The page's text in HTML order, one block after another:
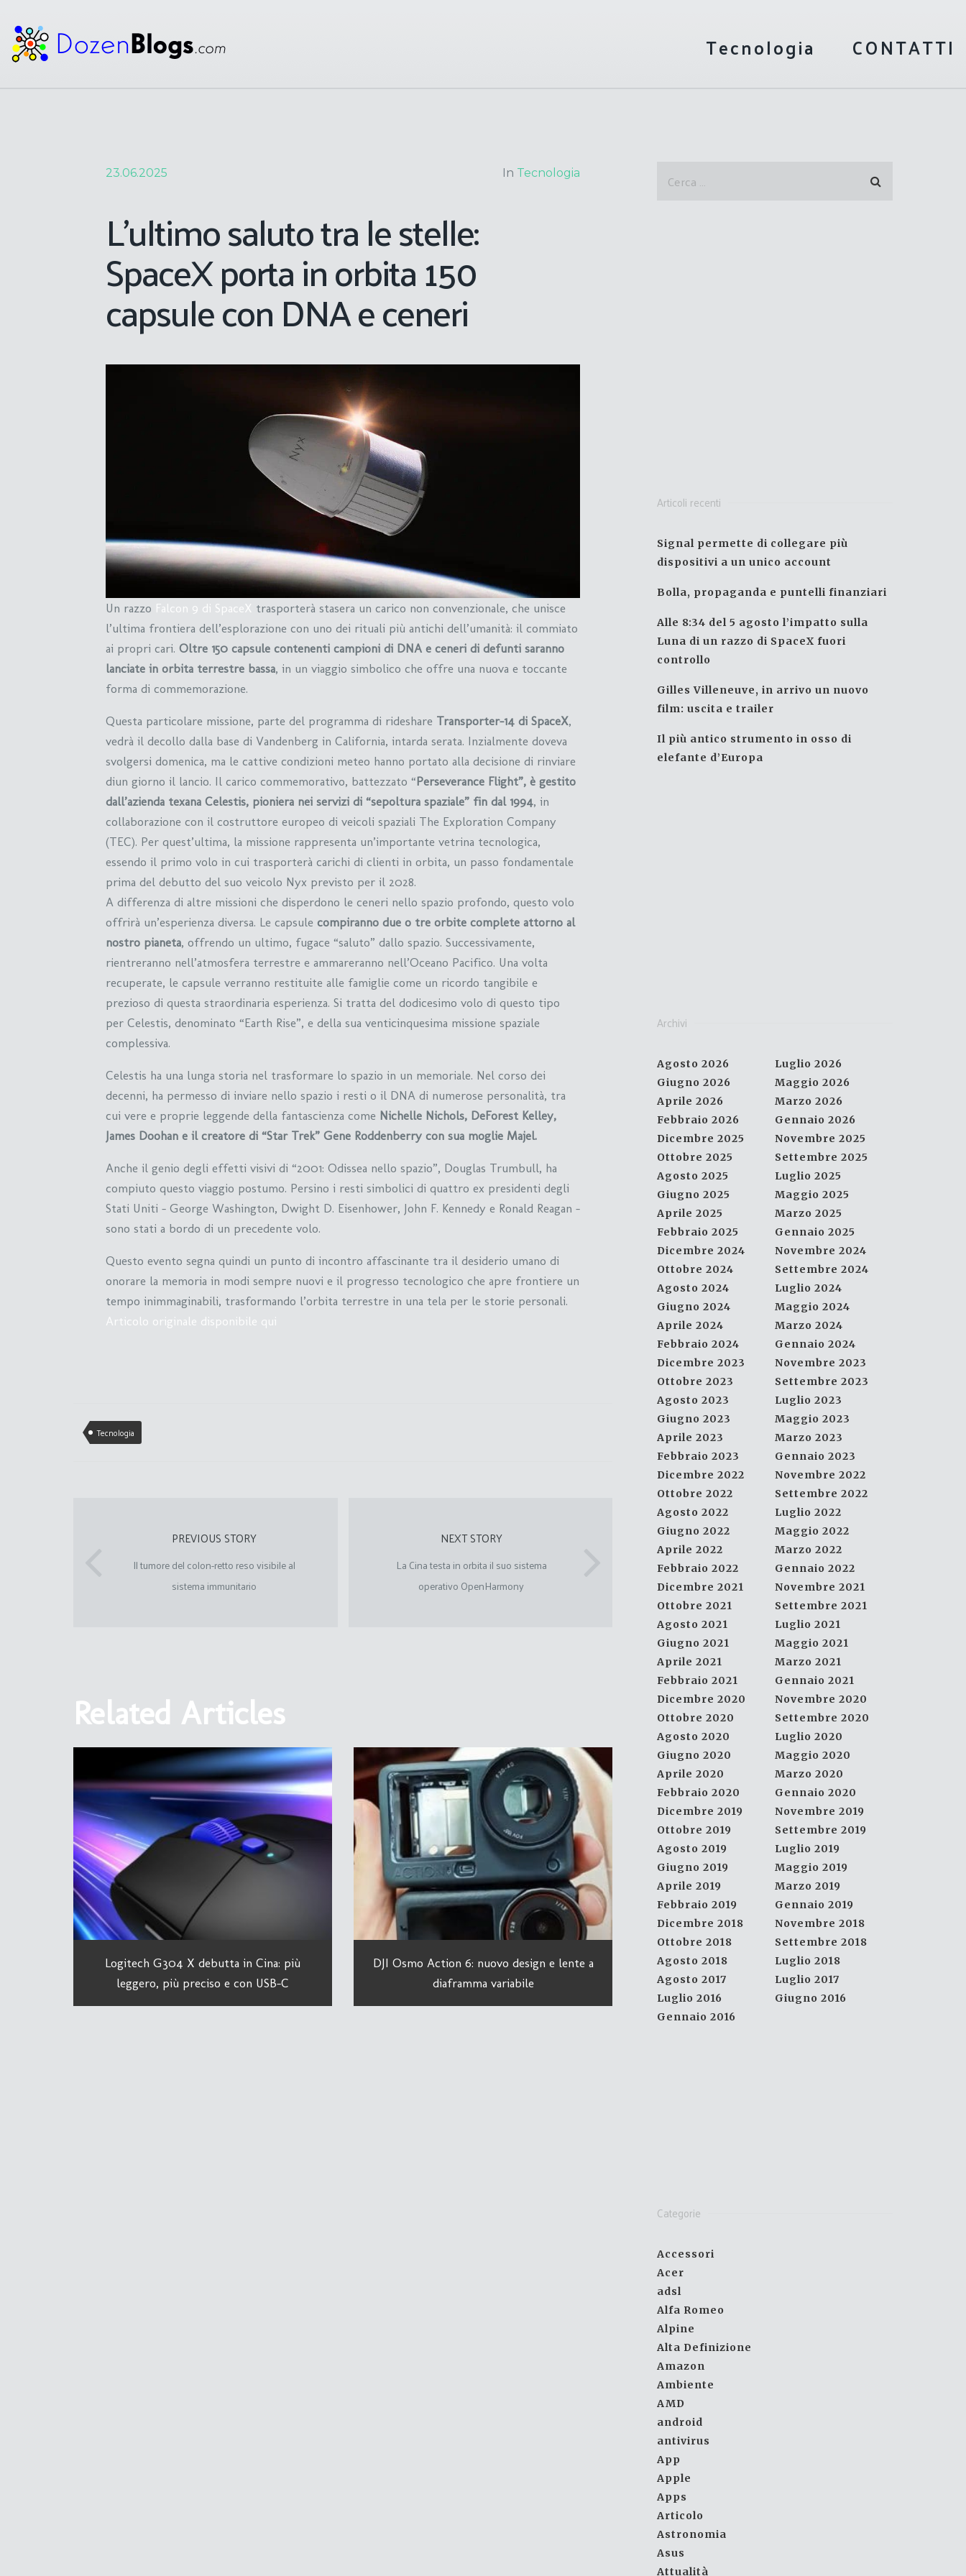
Tecnologia CONTATTI
23.06.2025 In Tecnologia
L’ultimo saluto tra le stelle:
SpaceX porta in orbita 150
capsule con DNA e ceneri
Un razzo Falcon 9 di SpaceX trasporterà stasera un carico non convenzionale, che unisce
l’ultima frontiera dell’esplorazione con uno dei rituali più antichi dell’umanità: il commiato
ai propri cari. Oltre 150 capsule contenenti campioni di DNA e ceneri di defunti saranno
lanciate in orbita terrestre bassa, in un viaggio simbolico che offre una nuova e toccante
forma di commemorazione.
Questa particolare missione, parte del programma di rideshare Transporter-14 di SpaceX,
vedrà il decollo dalla base di Vandenberg in California, intarda serata. Inzialmente doveva
svolgersi domenica, ma le cattive condizioni meteo hanno portato alla decisione di rinviare
diun giorno il lancio. Il carico commemorativo, battezzato “Perseverance Flight”, è gestito
dall’azienda texana Celestis, pioniera nei servizi di “sepoltura spaziale” fin dal 1994, in
collaborazione con il costruttore europeo di veicoli spaziali The Exploration Company
(TEC). Per quest’ultima, la missione rappresenta un’importante vetrina tecnologica,
essendo il primo volo in cui trasporterà carichi di clienti in orbita, un passo fondamentale
prima del debutto del suo veicolo Nyx previsto per il 2028.
A differenza di altre missioni che disperdono le ceneri nello spazio profondo, questo volo
offrirà un’esperienza diversa. Le capsule compiranno due o tre orbite complete attorno al
nostro pianeta, offrendo un ultimo, fugace “saluto” dallo spazio. Successivamente,
rientreranno nell’atmosfera terrestre e ammareranno nell’Oceano Pacifico. Una volta
recuperate, le capsule verranno restituite alle famiglie come un ricordo tangibile e
prezioso di questa straordinaria esperienza. Si tratta del dodicesimo volo di questo tipo
per Celestis, denominato “Earth Rise”, e della sua venticinquesima missione spaziale
complessiva.
Celestis ha una lunga storia nel trasformare lo spazio in un memoriale. Nel corso dei
decenni, ha permesso di inviare nello spazio i resti o il DNA di numerose personalità, tra
cui vere e proprie leggende della fantascienza come Nichelle Nichols, DeForest Kelley,
James Doohan e il creatore di “Star Trek” Gene Roddenberry con sua moglie Majel.
Anche il genio degli effetti visivi di “2001: Odissea nello spazio”, Douglas Trumbull, ha
compiuto questo viaggio postumo. Persino i resti simbolici di quattro ex presidenti degli
Stati Uniti – George Washington, Dwight D. Eisenhower, John F. Kennedy e Ronald Reagan –
sono stati a bordo di un precedente volo.
Questo evento segna quindi un punto di incontro affascinante tra il desiderio umano di
onorare la memoria in modi sempre nuovi e il progresso tecnologico che apre frontiere un
tempo inimmaginabili, trasformando l’orbita terrestre in una tela per le storie personali.
Articolo originale disponibile qui
Tecnologia
PREVIOUS STORY
Il tumore del colon-retto reso visibile al
sistema immunitario
NEXT STORY
La Cina testa in orbita il suo sistema
operativo OpenHarmony
Related Articles
Logitech G304 X debutta in Cina: più
leggero, più preciso e con USB-C
DJI Osmo Action 6: nuovo design e lente a
diaframma variabile
Articoli recenti
Signal permette di collegare più
dispositivi a un unico account
Bolla, propaganda e puntelli finanziari
Alle 8:34 del 5 agosto l’impatto sulla
Luna di un razzo di SpaceX fuori
controllo
Gilles Villeneuve, in arrivo un nuovo
film: uscita e trailer
Il più antico strumento in osso di
elefante d’Europa
Archivi
Agosto 2026
Luglio 2026
Giugno 2026
Maggio 2026
Aprile 2026
Marzo 2026
Febbraio 2026
Gennaio 2026
Dicembre 2025
Novembre 2025
Ottobre 2025
Settembre 2025
Agosto 2025
Luglio 2025
Giugno 2025
Maggio 2025
Aprile 2025
Marzo 2025
Febbraio 2025
Gennaio 2025
Dicembre 2024
Novembre 2024
Ottobre 2024
Settembre 2024
Agosto 2024
Luglio 2024
Giugno 2024
Maggio 2024
Aprile 2024
Marzo 2024
Febbraio 2024
Gennaio 2024
Dicembre 2023
Novembre 2023
Ottobre 2023
Settembre 2023
Agosto 2023
Luglio 2023
Giugno 2023
Maggio 2023
Aprile 2023
Marzo 2023
Febbraio 2023
Gennaio 2023
Dicembre 2022
Novembre 2022
Ottobre 2022
Settembre 2022
Agosto 2022
Luglio 2022
Giugno 2022
Maggio 2022
Aprile 2022
Marzo 2022
Febbraio 2022
Gennaio 2022
Dicembre 2021
Novembre 2021
Ottobre 2021
Settembre 2021
Agosto 2021
Luglio 2021
Giugno 2021
Maggio 2021
Aprile 2021
Marzo 2021
Febbraio 2021
Gennaio 2021
Dicembre 2020
Novembre 2020
Ottobre 2020
Settembre 2020
Agosto 2020
Luglio 2020
Giugno 2020
Maggio 2020
Aprile 2020
Marzo 2020
Febbraio 2020
Gennaio 2020
Dicembre 2019
Novembre 2019
Ottobre 2019
Settembre 2019
Agosto 2019
Luglio 2019
Giugno 2019
Maggio 2019
Aprile 2019
Marzo 2019
Febbraio 2019
Gennaio 2019
Dicembre 2018
Novembre 2018
Ottobre 2018
Settembre 2018
Agosto 2018
Luglio 2018
Agosto 2017
Luglio 2017
Luglio 2016
Giugno 2016
Gennaio 2016
Categorie
Accessori
Acer
adsl
Alfa Romeo
Alpine
Alta Definizione
Amazon
Ambiente
AMD
android
antivirus
App
Apple
Apps
Articolo
Astronomia
Asus
Attualità